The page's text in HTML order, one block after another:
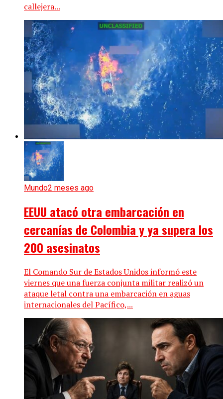
callejera...
Mundo2 meses ago
EEUU atacó otra embarcación en
cercanías de Colombia y ya supera los
200 asesinatos
El Comando Sur de Estados Unidos informó este
viernes que una fuerza conjunta militar realizó un
ataque letal contra una embarcación en aguas
internacionales del Pacífico,...